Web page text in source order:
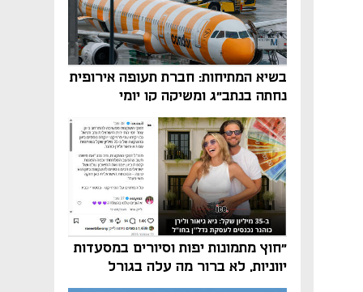
בשיא המתיחות: חברת תעופה אירופית
נחתה בנתב"ג ומשיקה קו יומי
"חוץ מתמונות יפות וסיורים במסעדות
יווניות, לא ברור מה עלה בגורל
פרויקט הנדל"ן"